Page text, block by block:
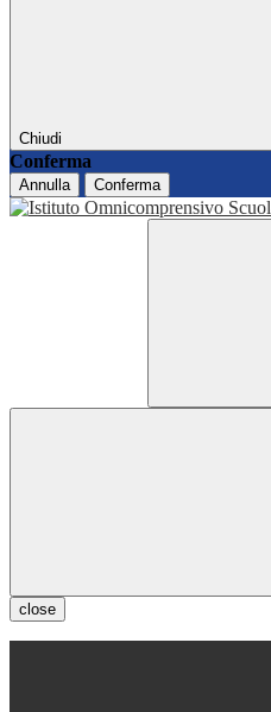
Chiudi
Conferma
Annulla Conferma
close